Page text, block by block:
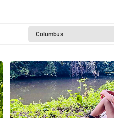
Columbus